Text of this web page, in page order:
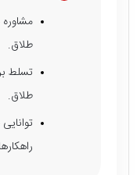
طلاق.
تسلط
طلاق.